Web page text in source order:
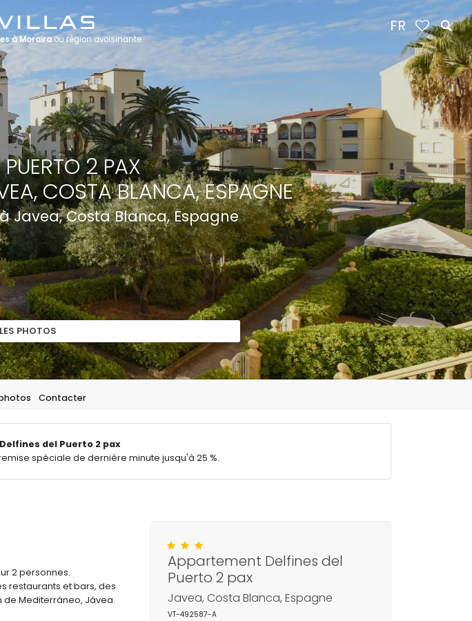
PUERTO 2 PAX
COSTA BLANCA, ESPAGNE
Javea, Costa Blanca, Espagne
PHOTOS
Contacter
del Puerto 2 pax
spéciale de dernière minute jusqu'à 25 %.
2 personnes.
restaurants et bars, des
de Mediterráneo, Jávea.
Appartement Delfines del
Puerto 2 pax
Javea, Costa Blanca, Espagne
VT-492587-A
à Morairaou région avoisinante
FR